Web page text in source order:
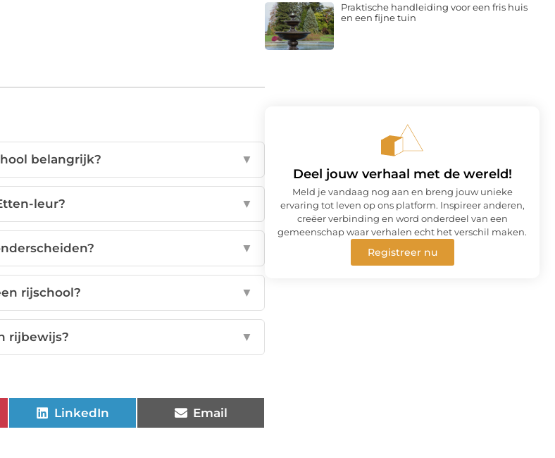
belangrijk? ▼
leur? ▼
▼
rijschool? ▼
rijbewijs? ▼
LinkedIn Email
Praktische handleiding voor een fris huis
en een fijne tuin
Deel jouw verhaal met de wereld!
Meld je vandaag nog aan en breng jouw unieke
ervaring tot leven op ons platform. Inspireer anderen,
creëer verbinding en word onderdeel van een
gemeenschap waar verhalen echt het verschil maken.
Registreer nu